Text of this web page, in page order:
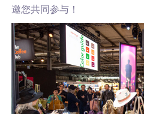
邀您共同参与！